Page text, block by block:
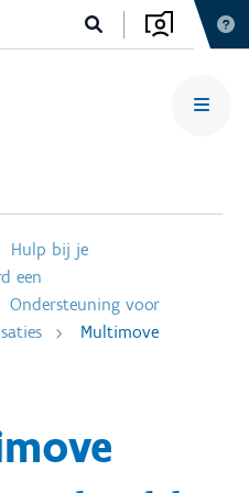
Hulp bij je
een
Ondersteuning voor
Multimove